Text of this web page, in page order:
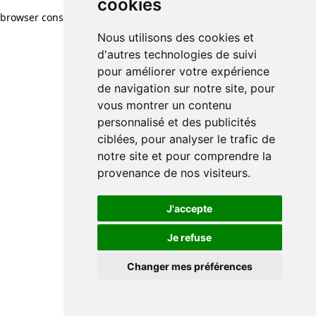
cookies
Nous utilisons des cookies et
d'autres technologies de suivi
pour améliorer votre expérience
de navigation sur notre site, pour
vous montrer un contenu
personnalisé et des publicités
ciblées, pour analyser le trafic de
notre site et pour comprendre la
provenance de nos visiteurs.
J'accepte
Je refuse
Changer mes préférences
browser console for more information)